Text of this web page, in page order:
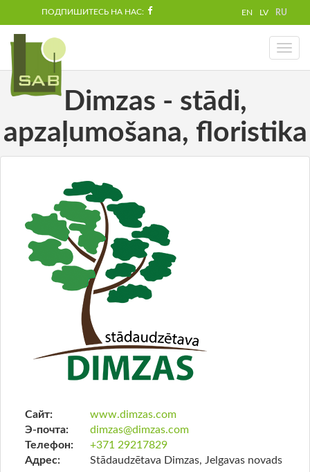
ПОДПИШИТЕСЬ НА НАС: EN LV RU
Toggle
Dimzas - stādi,
apzaļumošana, floristika
Сайт:
www.dimzas.com
Э-почта:
dimzas@dimzas.com
Телефон:
+371 29217829
Адрес:
Stādaudzētava Dimzas, Jelgavas novads